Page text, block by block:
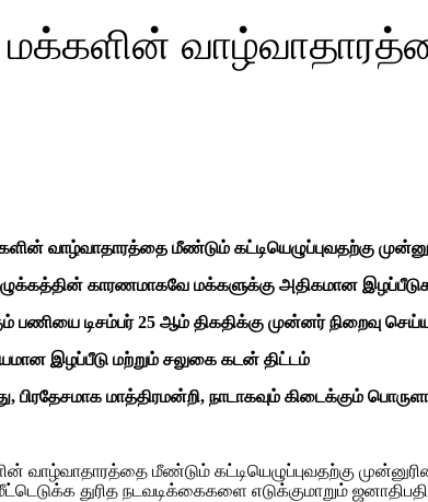
மக்களின்
வாழ்வாதாரத்தை மீண்டும் கட்டியெழுப்புவதற்கு
காரணமாகவே மக்களுக்கு அதிகமான
பணியை டிசம்பர் 25 ஆம் திகதிக்கு முன்னர் நிறைவு
இழப்பீடு மற்றும் சலுகை கடன் திட்டம்
மாத்திரமன்றி, நாடாகவும் கிடைக்கும்
வாழ்வாதாரத்தை மீண்டும் கட்டியெழுப்புவதற்கு
துரித நடவடிக்கைகளை எடுக்குமாறும் ஜனாதிபதி